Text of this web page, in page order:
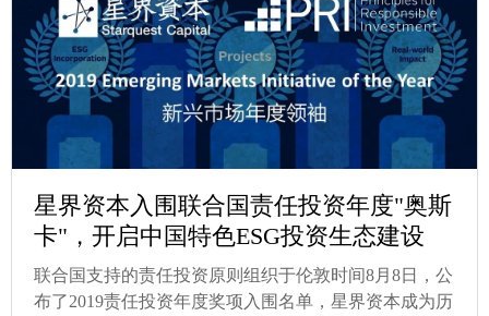
星界资本入围联合国责任投资年度"奥斯
卡"，开启中国特色ESG投资生态建设
联合国支持的责任投资原则组织于伦敦时间8月8日，公
布了2019责任投资年度奖项入围名单，星界资本成为历